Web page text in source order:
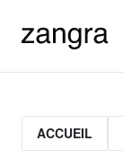
ACCUEIL